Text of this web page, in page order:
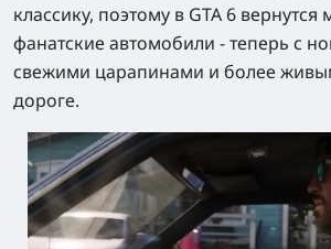
классику, поэтому в GTA 6 вернутся
фанатские автомобили - теперь с
свежими царапинами и более
дороге.